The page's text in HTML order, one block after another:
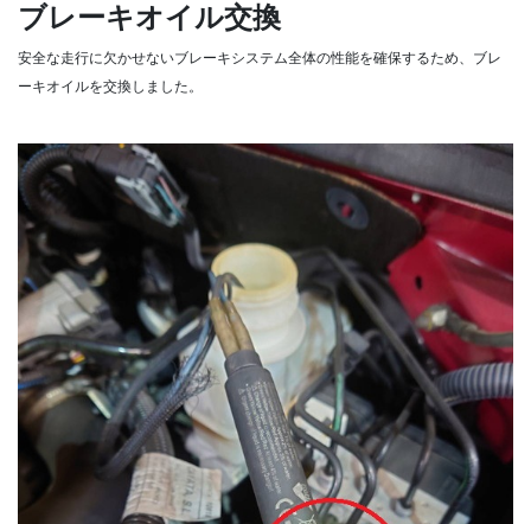
ブレーキオイル交換
安全な走行に欠かせないブレーキシステム全体の性能を確保するため、ブレ
ーキオイルを交換しました。